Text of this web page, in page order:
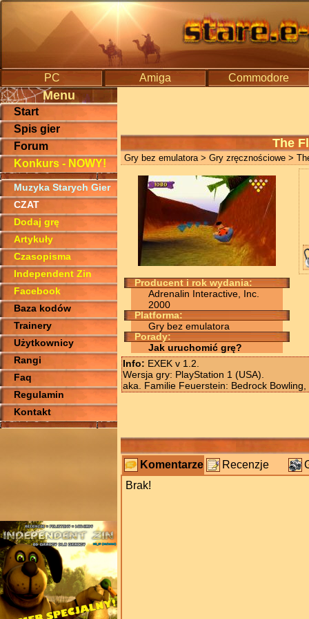
PC Amiga Commodore
Menu
Start
Spis gier
Forum
Konkurs - NOWY!
Muzyka Starych Gier
CZAT
Dodaj grę
Artykuły
Czasopisma
Independent Zin
Facebook
Baza kodów
Trainery
Użytkownicy
Rangi
Faq
Regulamin
Kontakt
The
Gry bez emulatora> Gry zręcznościowe >
Producent i rok wydania:
Adrenalin Interactive, Inc.
2000
Platforma:
Gry bez emulatora
Porady:
Jak uruchomić grę?
Info: EXEK v 1.2.
Wersja gry: PlayStation 1 (USA).
aka. Familie Feuerstein: Bedrock
Komentarze Recenzje
Brak!